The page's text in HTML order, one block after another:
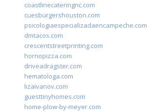
coastlinecateringnc.com
cuesburgershouston.com
psicologiaespecializadaencampeche.com
dmtacos.com
crescentstreetprinting.com
hornopizza.com
driveadragster.com
hematologa.com
lizaivanov.com
guesttinyhomes.com
home-plow-by-meyer.com